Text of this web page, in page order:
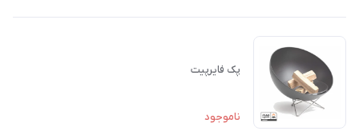
پک فایرپیت
ناموجود